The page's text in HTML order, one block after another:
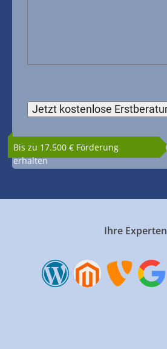
Bis zu 17.500 € Förderung
erhalten
Ihre Experten